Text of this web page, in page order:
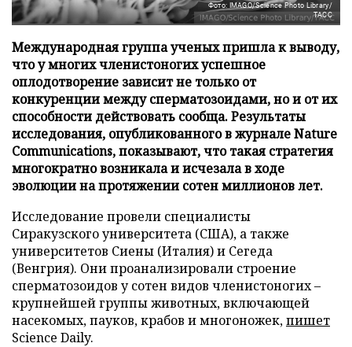
Фото: IMAGO/Science Photo Library/
ТАСС
Международная группа ученых пришла к выводу,
что у многих членистоногих успешное
оплодотворение зависит не только от
конкуренции между сперматозоидами, но и от их
способности действовать сообща. Результаты
исследования, опубликованного в журнале Nature
Communications, показывают, что такая стратегия
многократно возникала и исчезала в ходе
эволюции на протяжении сотен миллионов лет.
Исследование провели специалисты
Сиракузского университета (США), а также
университетов Сиены (Италия) и Сегеда
(Венгрия). Они проанализировали строение
сперматозоидов у сотен видов членистоногих –
крупнейшей группы животных, включающей
насекомых, пауков, крабов и многоножек,пишет
Science Daily.